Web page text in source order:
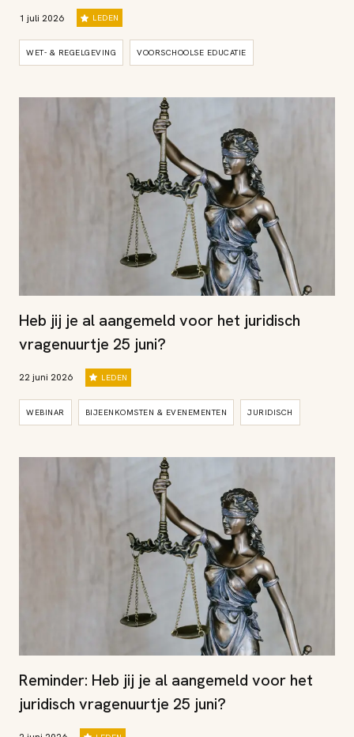
1 juli 2026 LEDEN
WET- & REGELGEVING VOORSCHOOLSE EDUCATIE
Heb jij je al aangemeld voor het juridisch
vragenuurtje 25 juni?
22 juni 2026 LEDEN
WEBINAR BIJEENKOMSTEN & EVENEMENTEN JURIDISCH
Reminder: Heb jij je al aangemeld voor het
juridisch vragenuurtje 25 juni?